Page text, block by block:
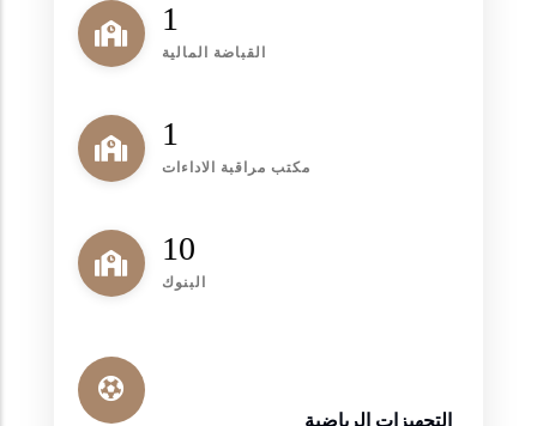
1
القباضة المالية
1
مكتب مراقبة الاداءات
10
البنوك